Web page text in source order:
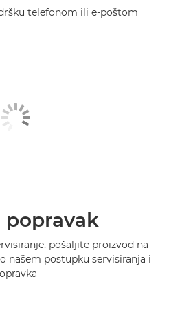
telefonom ili e-poštom
popravak
pošaljite proizvod na
našem postupku servisiranja i